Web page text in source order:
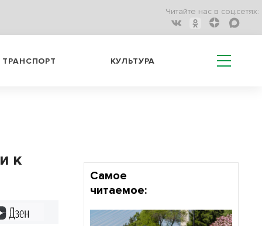
Читайте нас в соц.сетях:
ТРАНСПОРТ КУЛЬТУРА
к
Самое
читаемое: